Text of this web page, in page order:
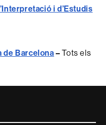
i d’Estudis
de Barcelona –Tots els